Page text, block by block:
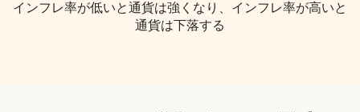
インフレ率が低いと通貨は強くなり、インフレ率が高いと
通貨は下落する